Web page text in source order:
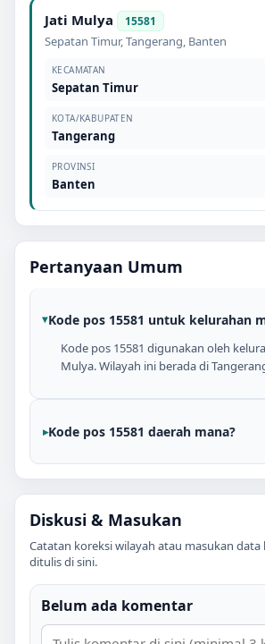
Jati Mulya 15581
Sepatan Timur,Tangerang, Banten
KECAMATAN
Sepatan Timur
KOTA/KABUPATEN
Tangerang
PROVINSI
Banten
Pertanyaan Umum
Kode pos 15581 untuk kelurahan
Kode pos 15581 digunakan oleh
Mulya. Wilayah ini berada di
Kode pos 15581 daerah mana?
Diskusi & Masukan
Catatan koreksi wilayah atau masukan data
ditulis di sini.
Belum ada komentar